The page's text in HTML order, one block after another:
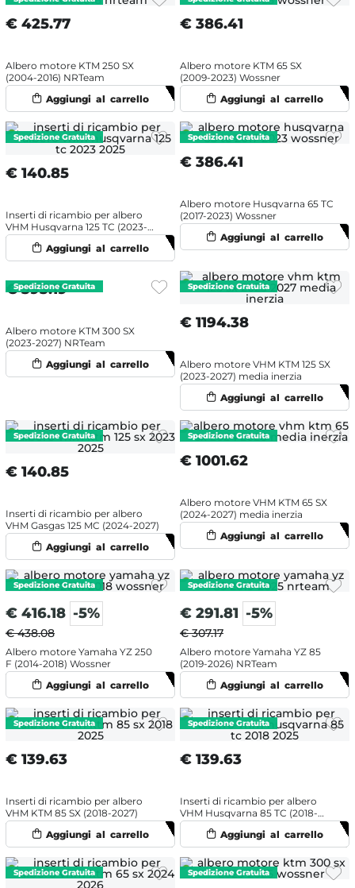
€ 425.77
Albero motore KTM 250 SX
(2004-2016) NRTeam
€ 386.41
Albero motore KTM 65 SX
(2009-2023) Wossner
€ 140.85
Inserti di ricambio per albero
VHM Husqvarna 125 TC (2023-
2027)
€ 386.41
Albero motore Husqvarna 65 TC
(2017-2023) Wossner
€ 393.19
Albero motore KTM 300 SX
(2023-2027) NRTeam
€ 1194.38
Albero motore VHM KTM 125 SX
(2023-2027) media inerzia
€ 140.85
Inserti di ricambio per albero
VHM Gasgas 125 MC (2024-2027)
€ 1001.62
Albero motore VHM KTM 65 SX
(2024-2027) media inerzia
€ 416.18 -5%
€ 438.08
Albero motore Yamaha YZ 250
F (2014-2018) Wossner
€ 291.81 -5%
€ 307.17
Albero motore Yamaha YZ 85
(2019-2026) NRTeam
€ 139.63
Inserti di ricambio per albero
VHM KTM 85 SX (2018-2027)
€ 139.63
Inserti di ricambio per albero
VHM Husqvarna 85 TC (2018-
2027)